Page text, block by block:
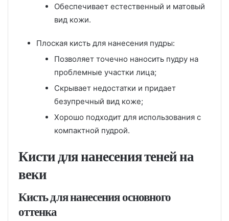
Обеспечивает естественный и матовый
вид кожи.
Плоская кисть для нанесения пудры:
Позволяет точечно наносить пудру на
проблемные участки лица;
Скрывает недостатки и придает
безупречный вид коже;
Хорошо подходит для использования с
компактной пудрой.
Кисти для нанесения теней на
веки
Кисть для нанесения основного
оттенка